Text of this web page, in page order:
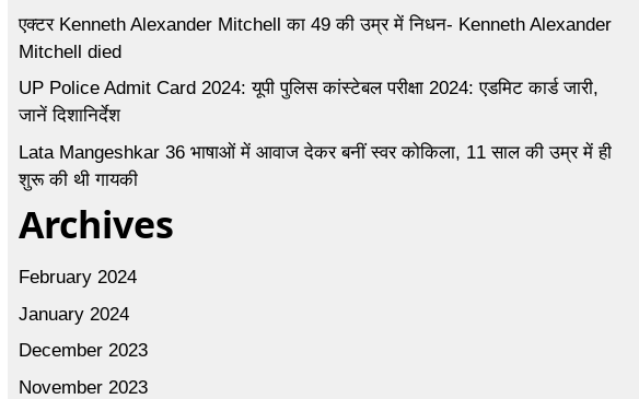
एक्टर Kenneth Alexander Mitchell का 49 की उम्र में निधन- Kenneth Alexander
Mitchell died
UP Police Admit Card 2024: यूपी पुलिस कांस्टेबल परीक्षा 2024: एडमिट कार्ड जारी,
जानें दिशानिर्देश
Lata Mangeshkar 36 भाषाओं में आवाज देकर बनीं स्वर कोकिला, 11 साल की उम्र में ही
शुरू की थी गायकी
Archives
February 2024
January 2024
December 2023
November 2023